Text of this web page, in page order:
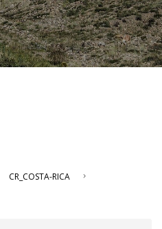
CR_COSTA-RICA